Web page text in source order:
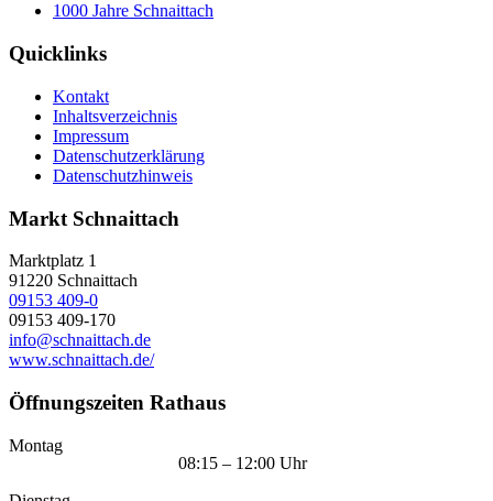
1000 Jahre Schnaittach
Quicklinks
Kontakt
Inhaltsverzeichnis
Impressum
Datenschutzerklärung
Datenschutzhinweis
Markt Schnaittach
Marktplatz 1
91220 Schnaittach
09153 409-0
09153 409-170
info@schnaittach.de
www.schnaittach.de/
Öffnungszeiten Rathaus
Montag
08:15 – 12:00 Uhr